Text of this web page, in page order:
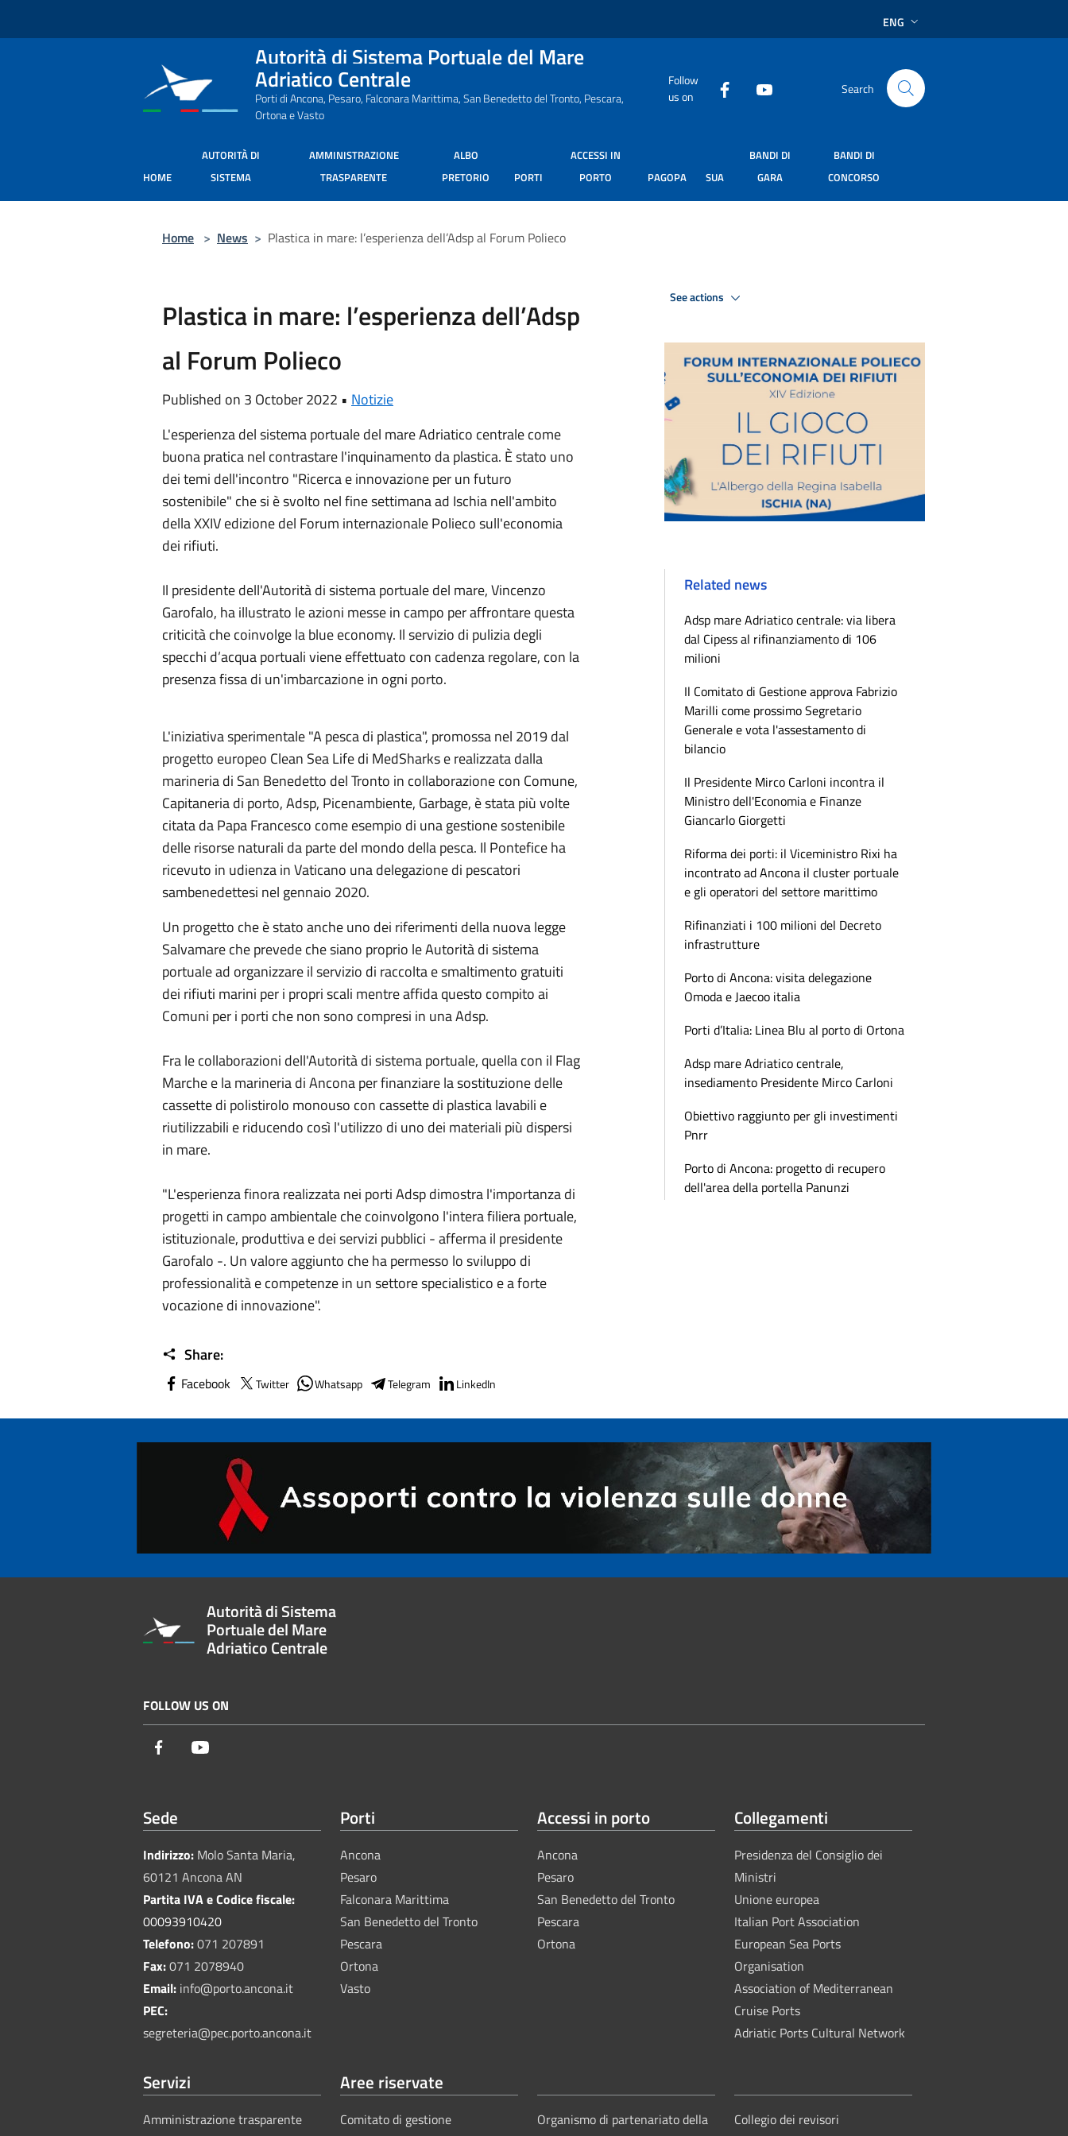
ENG
Autorità di Sistema Portuale del Mare
Adriatico Centrale
Porti di Ancona, Pesaro, Falconara Marittima, San Benedetto del Tronto, Pescara,
Ortona e Vasto
Follow
us on
Search
HOME
AUTORITÀ DI
SISTEMA
AMMINISTRAZIONE
TRASPARENTE
ALBO
PRETORIO
PORTI
ACCESSI IN
PORTO
PAGOPA SUA
BANDI DI
GARA
BANDI DI
CONCORSO
Home > News > Plastica in mare: l’esperienza dell’Adsp al Forum Polieco
Plastica in mare: l’esperienza dell’Adsp
al Forum Polieco
Published on 3 October 2022 • Notizie
L'esperienza del sistema portuale del mare Adriatico centrale come
buona pratica nel contrastare l'inquinamento da plastica. È stato uno
dei temi dell'incontro "Ricerca e innovazione per un futuro
sostenibile" che si è svolto nel fine settimana ad Ischia nell'ambito
della XXIV edizione del Forum internazionale Polieco sull'economia
dei rifiuti.
Il presidente dell'Autorità di sistema portuale del mare, Vincenzo
Garofalo, ha illustrato le azioni messe in campo per affrontare questa
criticità che coinvolge la blue economy. Il servizio di pulizia degli
specchi d’acqua portuali viene effettuato con cadenza regolare, con la
presenza fissa di un'imbarcazione in ogni porto.
L'iniziativa sperimentale "A pesca di plastica", promossa nel 2019 dal
progetto europeo Clean Sea Life di MedSharks e realizzata dalla
marineria di San Benedetto del Tronto in collaborazione con Comune,
Capitaneria di porto, Adsp, Picenambiente, Garbage, è stata più volte
citata da Papa Francesco come esempio di una gestione sostenibile
delle risorse naturali da parte del mondo della pesca. Il Pontefice ha
ricevuto in udienza in Vaticano una delegazione di pescatori
sambenedettesi nel gennaio 2020.
Un progetto che è stato anche uno dei riferimenti della nuova legge
Salvamare che prevede che siano proprio le Autorità di sistema
portuale ad organizzare il servizio di raccolta e smaltimento gratuiti
dei rifiuti marini per i propri scali mentre affida questo compito ai
Comuni per i porti che non sono compresi in una Adsp.
Fra le collaborazioni dell'Autorità di sistema portuale, quella con il Flag
Marche e la marineria di Ancona per finanziare la sostituzione delle
cassette di polistirolo monouso con cassette di plastica lavabili e
riutilizzabili e riducendo così l'utilizzo di uno dei materiali più dispersi
in mare.
"L'esperienza finora realizzata nei porti Adsp dimostra l'importanza di
progetti in campo ambientale che coinvolgono l'intera filiera portuale,
istituzionale, produttiva e dei servizi pubblici - afferma il presidente
Garofalo -. Un valore aggiunto che ha permesso lo sviluppo di
professionalità e competenze in un settore specialistico e a forte
vocazione di innovazione".
Share:
Facebook Twitter Whatsapp Telegram LinkedIn
See actions
Related news
Adsp mare Adriatico centrale: via libera
dal Cipess al rifinanziamento di 106
milioni
Il Comitato di Gestione approva Fabrizio
Marilli come prossimo Segretario
Generale e vota l'assestamento di
bilancio
Il Presidente Mirco Carloni incontra il
Ministro dell'Economia e Finanze
Giancarlo Giorgetti
Riforma dei porti: il Viceministro Rixi ha
incontrato ad Ancona il cluster portuale
e gli operatori del settore marittimo
Rifinanziati i 100 milioni del Decreto
infrastrutture
Porto di Ancona: visita delegazione
Omoda e Jaecoo italia
Porti d’Italia: Linea Blu al porto di Ortona
Adsp mare Adriatico centrale,
insediamento Presidente Mirco Carloni
Obiettivo raggiunto per gli investimenti
Pnrr
Porto di Ancona: progetto di recupero
dell'area della portella Panunzi
Autorità di Sistema
Portuale del Mare
Adriatico Centrale
FOLLOW US ON
Facebook
Sede
Indirizzo: Molo Santa Maria,
60121 Ancona AN
Partita IVA e Codice fiscale:
00093910420
Telefono:071 207891
Fax:071 2078940
Email: info@porto.ancona.it
PEC:
segreteria@pec.porto.ancona.it
Porti
Ancona
Pesaro
Falconara Marittima
San Benedetto del Tronto
Pescara
Ortona
Vasto
Accessi in porto
Ancona
Pesaro
San Benedetto del Tronto
Pescara
Ortona
Collegamenti
Presidenza del Consiglio dei
Ministri
Unione europea
Italian Port Association
European Sea Ports
Organisation
Association of Mediterranean
Cruise Ports
Adriatic Ports Cultural Network
Servizi
Amministrazione trasparente
Aree riservate
Comitato di gestione
Organismo di partenariato della
Collegio dei revisori